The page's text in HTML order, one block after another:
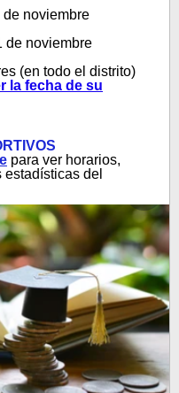
noviembre
de noviembre
(en todo el distrito)
la fecha de su
para ver horarios,
del